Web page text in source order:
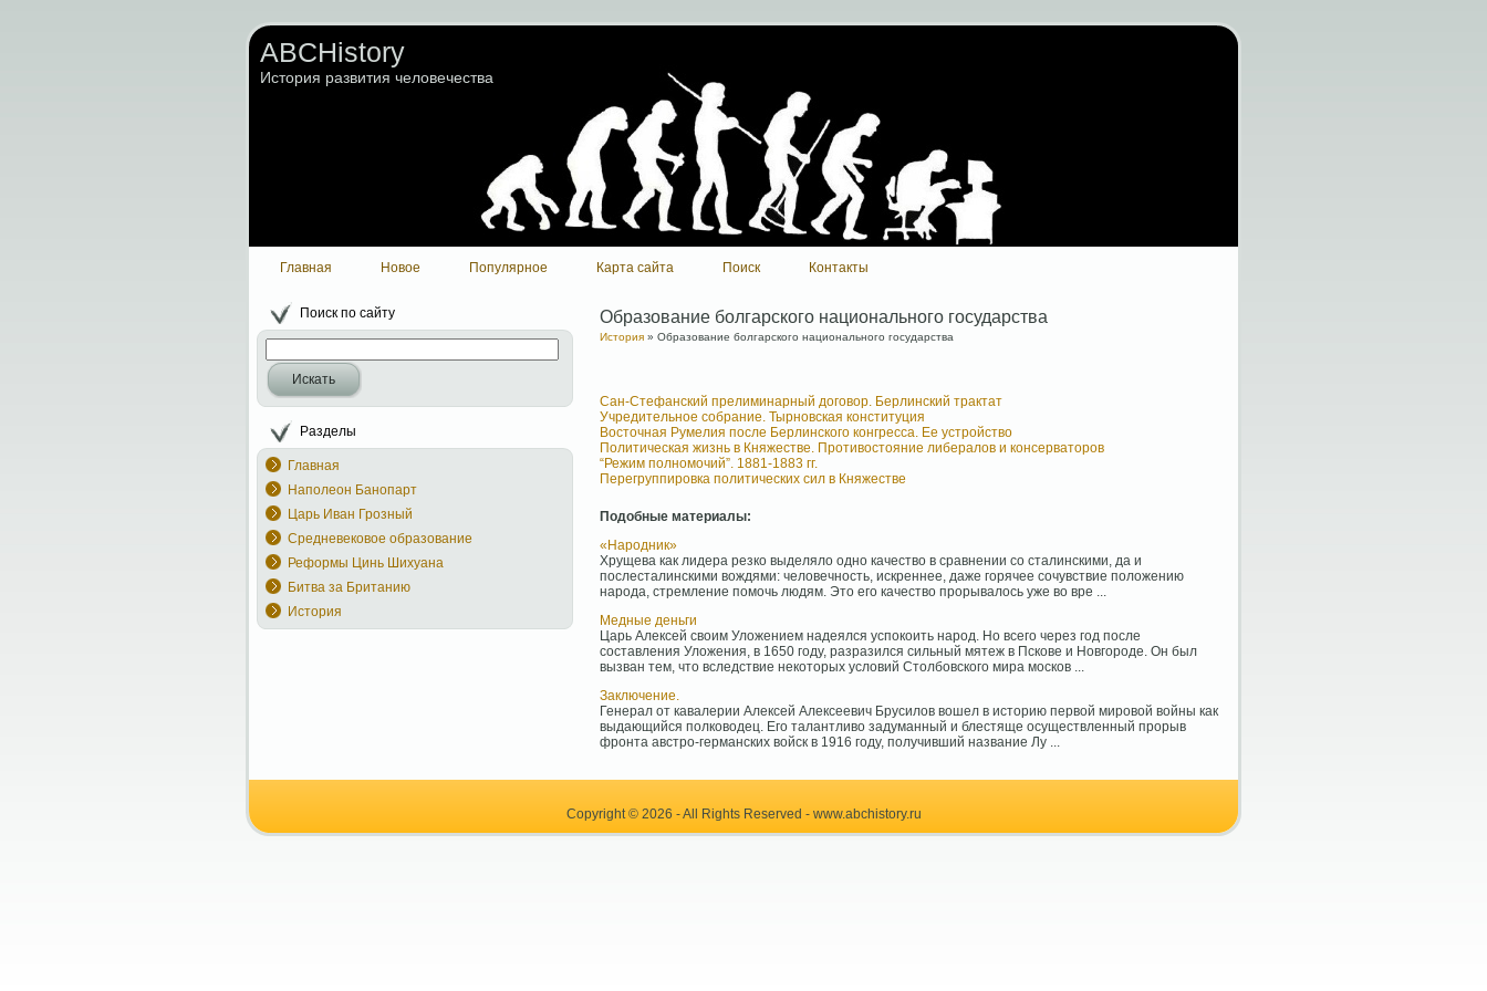
ABCHistory
История развития человечества
Главная Новое Популярное Карта сайта Поиск Контакты
Поиск по сайту
Искать
Разделы
Главная
Наполеон Банопарт
Царь Иван Грозный
Средневековое образование
Реформы Цинь Шихуана
Битва за Британию
История
Образование болгарского национального государства
История » Образование болгарского национального государства
Сан-Стефанский прелиминарный договор. Берлинский трактат
Учредительное собрание. Тырновская конституция
Восточная Румелия после Берлинского конгресса. Ее устройство
Политическая жизнь в Княжестве. Противостояние либералов и консерваторов
“Режим полномочий”. 1881-1883 гг.
Перегруппировка политических сил в Княжестве
Подобные материалы:
«Народник»
Хрущева как лидера резко выделяло одно качество в сравнении со сталинскими, да и
послесталинскими вождями: человечность, искреннее, даже горячее сочувствие положению
народа, стремление помочь людям. Это его качество прорывалось уже во вре ...
Медные деньги
Царь Алексей своим Уложением надеялся успокоить народ. Но всего через год после
составления Уложения, в 1650 году, разразился сильный мятеж в Пскове и Новгороде. Он был
вызван тем, что вследствие некоторых условий Столбовского мира москов ...
Заключение.
Генерал от кавалерии Алексей Алексеевич Брусилов вошел в историю первой мировой войны как
выдающийся полководец. Его талантливо задуманный и блестяще осуществленный прорыв
фронта австро-германских войск в 1916 году, получивший название Лу ...
Copyright © 2026 - All Rights Reserved - www.abchistory.ru